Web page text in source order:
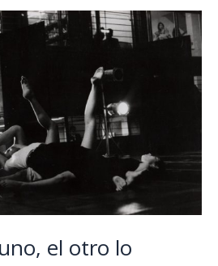
el otro lo